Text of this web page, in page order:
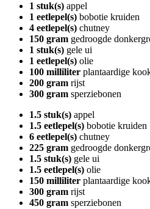
1 stuk(s) appel
1 eetlepel(s) bobotie kruiden
4 eetlepel(s) chutney
150 gram gedroogde
1 stuk(s) gele ui
1 eetlepel(s) olie
100 milliliter plantaardige
200 gram rijst
300 gram sperziebonen
1.5 stuk(s) appel
1.5 eetlepel(s) bobotie kruiden
6 eetlepel(s) chutney
225 gram gedroogde
1.5 stuk(s) gele ui
1.5 eetlepel(s) olie
150 milliliter plantaardige
300 gram rijst
450 gram sperziebonen